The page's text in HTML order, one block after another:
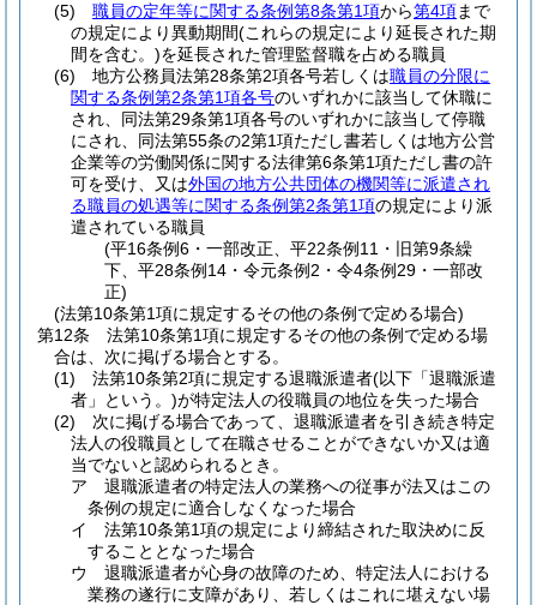
(5)
職員の定年等に関する条例第8条第1項から第4項まで
の規定により異動期間(これらの規定により延長された期
間を含む。)を延長された管理監督職を占める職員
(6)
地方公務員法第28条第2項各号若しくは職員の分限に
関する条例第2条第1項各号のいずれかに該当して休職に
され、同法第29条第1項各号のいずれかに該当して停職
にされ、同法第55条の2第1項ただし書若しくは地方公営
企業等の労働関係に関する法律第6条第1項ただし書の許
可を受け、又は外国の地方公共団体の機関等に派遣され
る職員の処遇等に関する条例第2条第1項の規定により派
遣されている職員
(平16条例6・一部改正、平22条例11・旧第9条繰
下、平28条例14・令元条例2・令4条例29・一部改
正)
(法第10条第1項に規定するその他の条例で定める場合)
第12条
法第10条第1項に規定するその他の条例で定める場
合は、次に掲げる場合とする。
(1)
法第10条第2項に規定する退職派遣者(以下「退職派遣
者」という。)が特定法人の役職員の地位を失った場合
(2)
次に掲げる場合であって、退職派遣者を引き続き特定
法人の役職員として在職させることができないか又は適
当でないと認められるとき。
ア
退職派遣者の特定法人の業務への従事が法又はこの
条例の規定に適合しなくなった場合
イ
法第10条第1項の規定により締結された取決めに反
することとなった場合
ウ
退職派遣者が心身の故障のため、特定法人における
業務の遂行に支障があり、若しくはこれに堪えない場